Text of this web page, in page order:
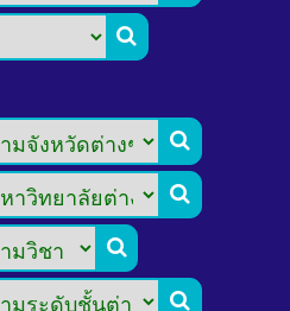




